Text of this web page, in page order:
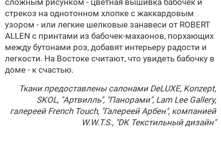
сложным рисунком - цветная вышивка бабочек и
стрекоз на однотонном хлопке с жаккардовым
узором - или легкие шелковые занавеси от ROBERT
ALLEN с принтами из бабочек-махаонов, порхающих
между бутонами роз, добавят интерьеру радости и
легкости. На Востоке считают, что увидеть бабочку в
доме - к счастью.
Ткани предоставлены салонами DeLUXE, Konzept,
SKOL, "Артвилль", "Панорами", Lam Lee Gallery,
галереей French Touch, "Галереей Арбен", компанией
W.W.T.S., "DK Текстильный дизайн"